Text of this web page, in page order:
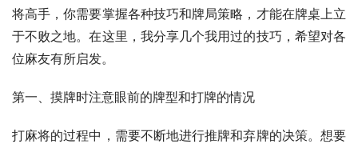
将高手，你需要掌握各种技巧和牌局策略，才能在牌桌上立
于不败之地。在这里，我分享几个我用过的技巧，希望对各
位麻友有所启发。
第一、摸牌时注意眼前的牌型和打牌的情况
打麻将的过程中，需要不断地进行推牌和弃牌的决策。想要